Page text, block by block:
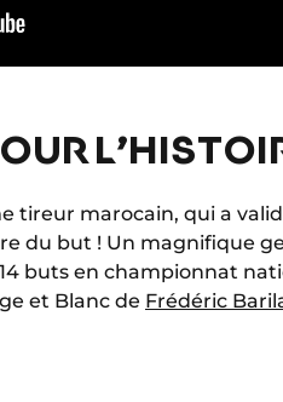
tireur marocain, qui a
du but ! Un magnifique
buts en championnat
et Blanc de Frédéric